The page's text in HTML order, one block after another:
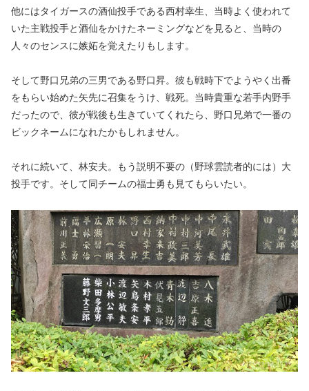
他にはタイガースの酒仙投手である西村幸生、当時よく使われて
いた主戦投手と酒仙をかけたネーミングなどを見ると、当時の
人々のセンスに嫉妬を覚えたりもします。
そして野口兄弟の三男である野口昇。彼も戦時下でようやく出番
をもらい始めた矢先に召集をうけ、戦死。当時貴重な若手内野手
だったので、彼が戦後も生きていてくれたら、野口兄弟で一番の
ビックネームになれたかもしれません。
それに続いて、林安夫。もう説明不要の（野球雲読者的には）大
投手です。そして同チームの福士勇も見てもらいたい。